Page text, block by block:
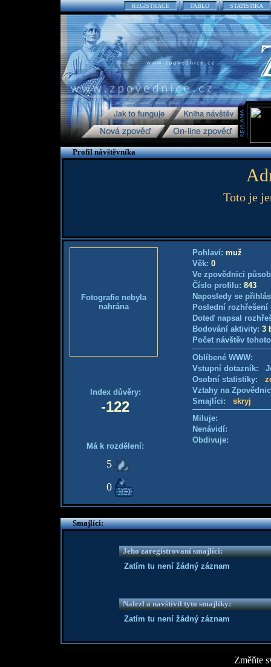
REGISTRACE TABLO STATISTIKA
Profil návštěvníka
Toto je
Fotografie nebyla
nahrána
Index důvěry:
-122
Má k rozdělení:
5
0
Pohlaví: muž
Věk: 0
Ve zpovědnici
Číslo profilu: 843
Naposledy se
Poslední
Doteď napsal
Bodování aktivity: 3
Počet návštěv
Oblíbené WWW:
Vstupní dotazník:
Osobní statistiky:
Vztahy na
Smajlíci: skryj
Miluje:
Nenávidí:
Obdivuje:
Smajlíci:
Jeho zaregistrovaní smajlíci:
Zatím tu není žádný záznam
Nalezl a navštívil tyto smajlíky:
Zatím tu není žádný záznam
Změňte